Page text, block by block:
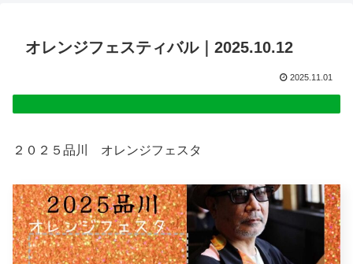
オレンジフェスティバル｜2025.10.12
2025.11.01
２０２５品川 オレンジフェスタ